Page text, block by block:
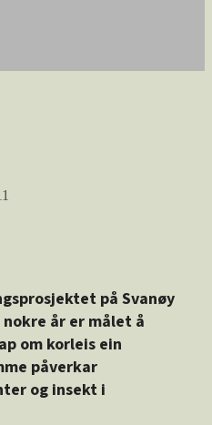
på Svanøy
år er målet å
om korleis ein
påverkar
og insekt i